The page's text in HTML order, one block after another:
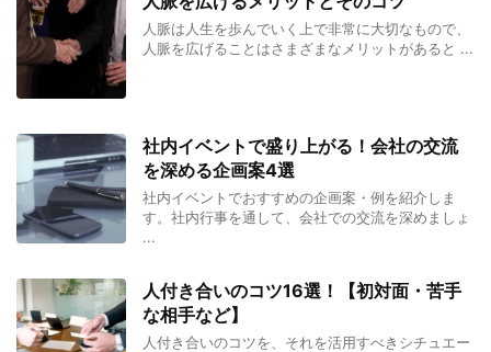
人脈は人生を歩んでいく上で非常に大切なもので、
人脈を広げることはさまざまなメリットがあると ...
社内イベントで盛り上がる！会社の交流
を深める企画案4選
社内イベントでおすすめの企画案・例を紹介しま
す。社内行事を通して、会社での交流を深めましょ
...
人付き合いのコツ16選！【初対面・苦手
な相手など】
人付き合いのコツを、それを活用すべきシチュエー